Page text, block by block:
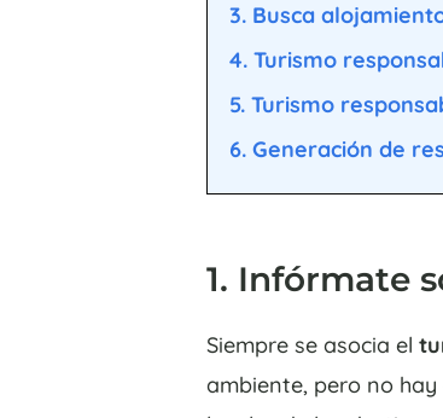
3. Busca
4. Turismo
5. Turismo
6. Generación de
1. Infórmate
Siempre se asocia el
ambiente, pero no